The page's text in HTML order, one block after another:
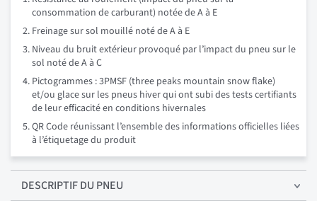
consommation de carburant) notée de A à E
Freinage sur sol mouillé noté de A à E
Niveau du bruit extérieur provoqué par l’impact du pneu sur le
sol noté de A à C
Pictogrammes : 3PMSF (three peaks mountain snow flake)
et/ou glace sur les pneus hiver qui ont subi des tests certifiants
de leur efficacité en conditions hivernales
QR Code réunissant l’ensemble des informations officielles liées
à l’étiquetage du produit
DESCRIPTIFDU PNEU